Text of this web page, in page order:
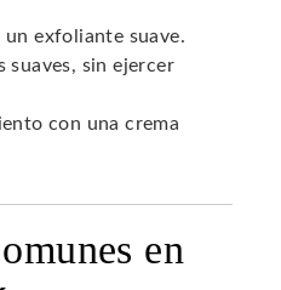
un exfoliante suave.
suaves, sin ejercer
con una crema
en